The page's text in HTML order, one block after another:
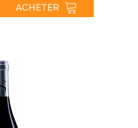
ACHETER